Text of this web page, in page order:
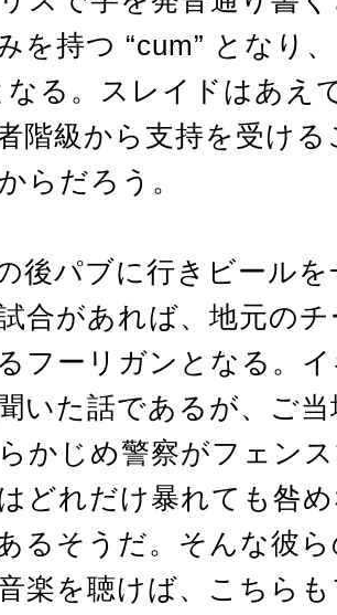
を持つ “cum” となり
なる。スレイドはあえ
階級から支持を受け
らだろう。
後パブに行きビール
合があれば、地元の
フーリガンとなる。
いた話であるが、ご
かじめ警察がフェン
どれだけ暴れても咎
るそうだ。そんな彼
楽を聴けば、こちら